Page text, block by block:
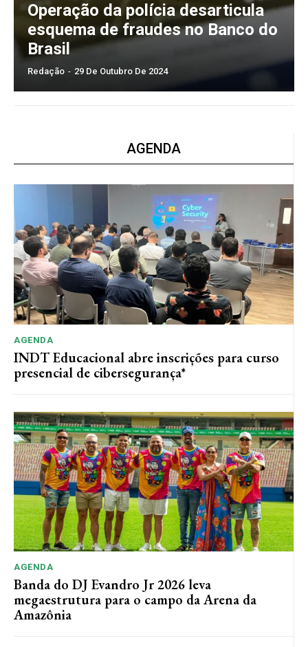
Operação da polícia desarticula
esquema de fraudes no Banco do
Brasil
Redação - 29 De Outubro De 2024
AGENDA
AGENDA
INDT Educacional abre inscrições para curso
presencial de cibersegurança*
AGENDA
Banda do DJ Evandro Jr 2026 leva
megaestrutura para o campo da Arena da
Amazônia